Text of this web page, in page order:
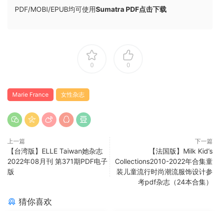
PDF/MOBI/EPUB均可使用Sumatra PDF点击下载
0 0
Marie France 女性杂志
上一篇
【台湾版】ELLE Taiwan她杂志
2022年08月刊 第371期PDF电子
版
下一篇
【法国版】Milk Kid’s
Collections2010-2022年合集童
装儿童流行时尚潮流服饰设计参
考pdf杂志（24本合集）
猜你喜欢